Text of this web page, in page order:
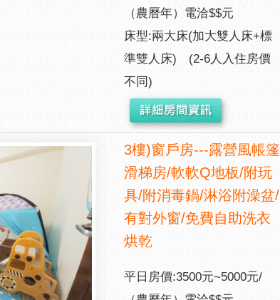
（農曆年）電洽$$元
床型:兩大床(加大雙人床+標
準雙人床) (2-6人入住房價
不同)
3樓)窗戶房---露營風帳篷
滑梯房/軟軟Q地板/附玩
具/附消毒鍋/淋浴附澡盆/
有對外窗/免費自助洗衣
烘乾
平日房價:3500元~5000元/